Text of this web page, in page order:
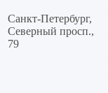
Санкт-Петербург,
Северный просп.,
79